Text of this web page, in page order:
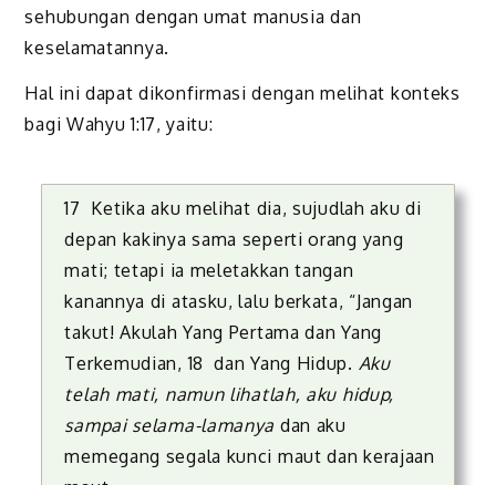
sehubungan dengan umat manusia dan
keselamatannya.
Hal ini dapat dikonfirmasi dengan melihat konteks
bagi Wahyu 1:17, yaitu:
17 Ketika aku melihat dia, sujudlah aku di
depan kakinya sama seperti orang yang
mati; tetapi ia meletakkan tangan
kanannya di atasku, lalu berkata, “Jangan
takut! Akulah Yang Pertama dan Yang
Terkemudian, 18 dan Yang Hidup. Aku
telah mati, namun lihatlah, aku hidup,
sampai selama-lamanya dan aku
memegang segala kunci maut dan kerajaan